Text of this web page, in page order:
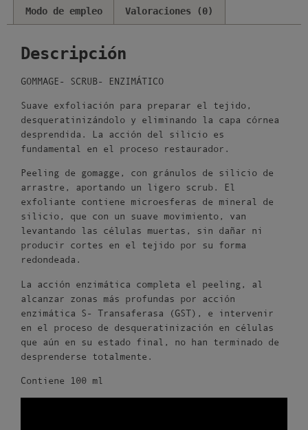
Modo de empleo Valoraciones (0)
Descripción
GOMMAGE- SCRUB- ENZIMÁTICO
Suave exfoliación para preparar el tejido,
desqueratinizándolo y eliminando la capa córnea
desprendida. La acción del silicio es
fundamental en el proceso restaurador.
Peeling de gomagge, con gránulos de silicio de
arrastre, aportando un ligero scrub. El
exfoliante contiene microesferas de mineral de
silicio, que con un suave movimiento, van
levantando las células muertas, sin dañar ni
producir cortes en el tejido por su forma
redondeada.
La acción enzimática completa el peeling, al
alcanzar zonas más profundas por acción
enzimática S- Transaferasa (GST), e intervenir
en el proceso de desqueratinización en células
que aún en su estado final, no han terminado de
desprenderse totalmente.
Contiene 100 ml